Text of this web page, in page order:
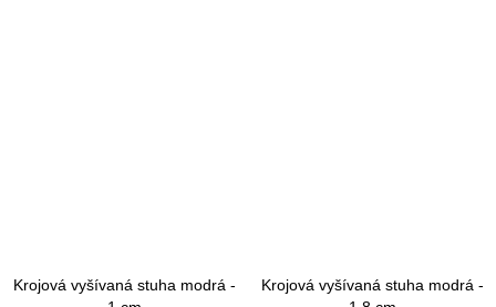
Krojová vyšívaná stuha modrá -
Krojová vyšívaná stuha modrá -